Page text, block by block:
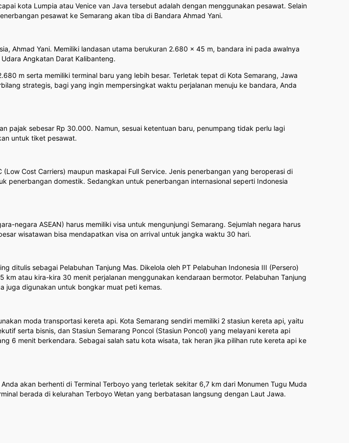
kota Lumpia atau Venice van Java tersebut adalah dengan menggunakan pesawat. Selain
pesawat ke Semarang akan tiba di Bandara Ahmad Yani.
Ahmad Yani. Memiliki landasan utama berukuran 2.680 x 45 m, bandara ini pada awalnya
Angkatan Darat Kalibanteng.
m serta memiliki terminal baru yang lebih besar. Terletak tepat di Kota Semarang, Jawa
strategis, bagi yang ingin mempersingkat waktu perjalanan menuju ke bandara, Anda
pajak sebesar Rp 30.000. Namun, sesuai ketentuan baru, penumpang tidak perlu lagi
untuk tiket pesawat.
Cost Carriers) maupun maskapai Full Service. Jenis penerbangan yang beroperasi di
penerbangan domestik. Sedangkan untuk penerbangan internasional seperti Indonesia
negara ASEAN) harus memiliki visa untuk mengunjungi Semarang. Sejumlah negara harus
wisatawan bisa mendapatkan visa on arrival untuk jangka waktu 30 hari.
ditulis sebagai Pelabuhan Tanjung Mas. Dikelola oleh PT Pelabuhan Indonesia III (Persero)
atau kira-kira 30 menit perjalanan menggunakan kendaraan bermotor. Pelabuhan Tanjung
juga digunakan untuk bongkar muat peti kemas.
moda transportasi kereta api. Kota Semarang sendiri memiliki 2 stasiun kereta api, yaitu
serta bisnis, dan Stasiun Semarang Poncol (Stasiun Poncol) yang melayani kereta api
6 menit berkendara. Sebagai salah satu kota wisata, tak heran jika pilihan rute kereta api ke
akan berhenti di Terminal Terboyo yang terletak sekitar 6,7 km dari Monumen Tugu Muda
berada di kelurahan Terboyo Wetan yang berbatasan langsung dengan Laut Jawa.